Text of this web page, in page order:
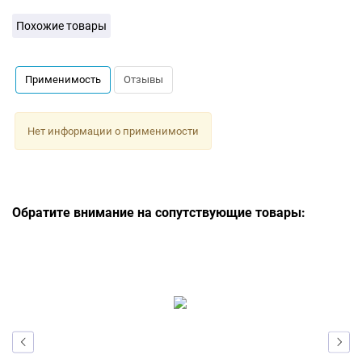
Похожие товары
Применимость Отзывы
Нет информации о применимости
Обратите внимание на сопутствующие товары: